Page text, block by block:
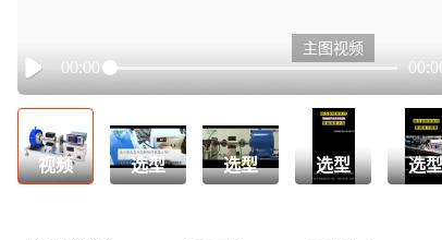
Play
00:00
主图视频
视频 选型 选型 选型 选型